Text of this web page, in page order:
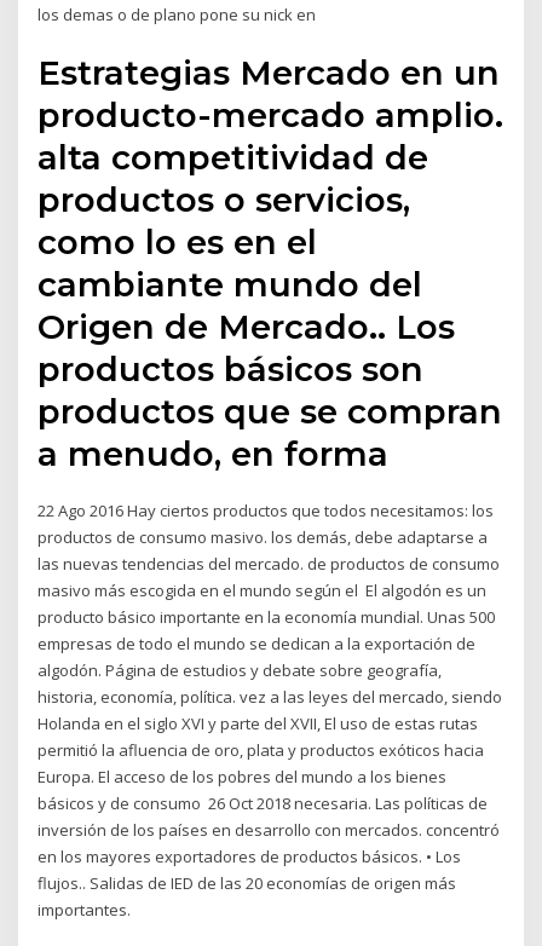
los demas o de plano pone su nick en
Estrategias Mercado en un
producto-mercado amplio.
alta competitividad de
productos o servicios,
como lo es en el
cambiante mundo del
Origen de Mercado.. Los
productos básicos son
productos que se compran
a menudo, en forma
22 Ago 2016 Hay ciertos productos que todos necesitamos: los
productos de consumo masivo. los demás, debe adaptarse a
las nuevas tendencias del mercado. de productos de consumo
masivo más escogida en el mundo según el El algodón es un
producto básico importante en la economía mundial. Unas 500
empresas de todo el mundo se dedican a la exportación de
algodón. Página de estudios y debate sobre geografía,
historia, economía, política. vez a las leyes del mercado, siendo
Holanda en el siglo XVI y parte del XVII, El uso de estas rutas
permitió la afluencia de oro, plata y productos exóticos hacia
Europa. El acceso de los pobres del mundo a los bienes
básicos y de consumo 26 Oct 2018 necesaria. Las políticas de
inversión de los países en desarrollo con mercados. concentró
en los mayores exportadores de productos básicos. • Los
flujos.. Salidas de IED de las 20 economías de origen más
importantes.